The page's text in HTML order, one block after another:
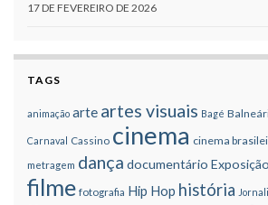
17 DE FEVEREIRO DE 2026
TAGS
animação arte artes visuais Bagé
Carnaval Cassino cinema cinema
metragem dança documentário Exposição
filme fotografia Hip Hop história